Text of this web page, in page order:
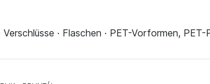
Verschlüsse · Flaschen · PET-Vorformen,